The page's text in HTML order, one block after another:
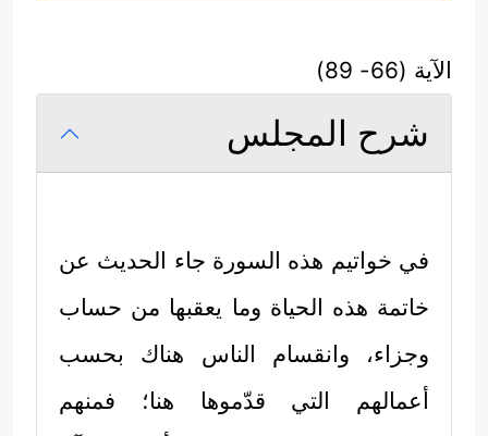
الآية (66- 89)
شرح المجلس
في خواتيم هذه السورة جاء الحديث عن
خاتمة هذه الحياة وما يعقبها من حساب
وجزاء، وانقسام الناس هناك بحسب
أعمالهم التي قدّموها هنا؛ فمنهم